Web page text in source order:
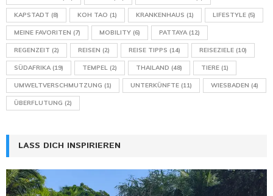
KAPSTADT (8) KOH TAO (1) KRANKENHAUS (1) LIFESTYLE (5)
MEINE FAVORITEN (7) MOBILITY (6) PATTAYA(12)
REGENZEIT (2) REISEN (2) REISE TIPPS (14) REISEZIELE (10)
SÜDAFRIKA(19) TEMPEL (2) THAILAND (48) TIERE (1)
UMWELTVERSCHMUTZUNG (1) UNTERKÜNFTE (11) WIESBADEN (4)
ÜBERFLUTUNG (2)
LASS DICH INSPIRIEREN